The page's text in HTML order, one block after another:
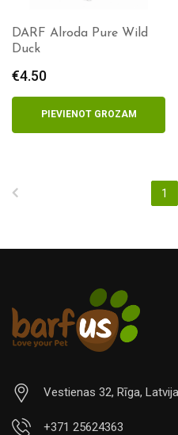
DARF Alroda Pure Wild
Duck
€4.50
PIEVIENOT GROZAM
1
Vestienas 32, Rīga,
+371 25624363